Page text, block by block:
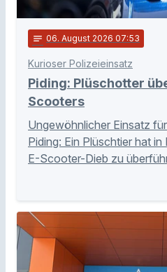
notes 06. August 2026 07:53
Kurioser Polizeieinsatz
Piding: Plüschotter
Scooters
Ungewöhnlicher Einsatz
Piding: Ein Plüschtier hat
E-Scooter-Dieb zu